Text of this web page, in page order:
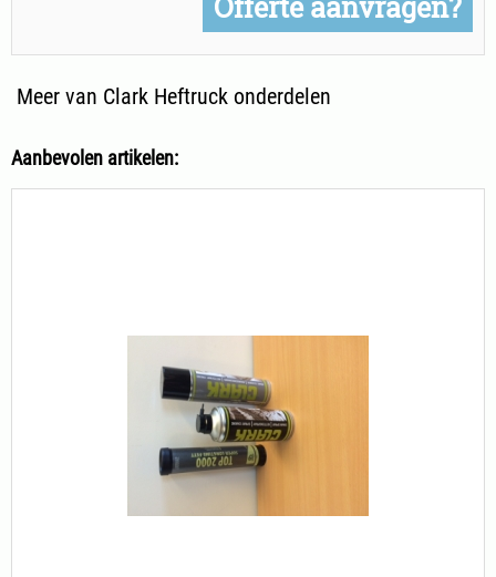
Meer van Clark Heftruck onderdelen
Aanbevolen artikelen: